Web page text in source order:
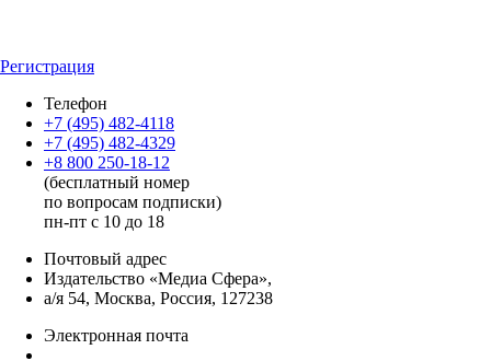
Регистрация
Телефон
+7 (495) 482-4118
+7 (495) 482-4329
+8 800 250-18-12
(бесплатный номер
по вопросам подписки)
пн-пт с 10 до 18
Почтовый адрес
Издательство «Медиа Сфера»,
а/я 54, Москва, Россия, 127238
Электронная почта